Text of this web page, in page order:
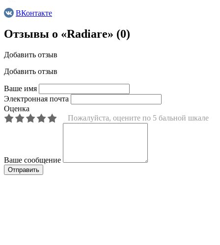
ВКонтакте
Отзывы о «Radiare» (0)
Добавить отзыв
Добавить отзыв
Ваше имя
Электронная почта
Оценка
Пожалуйста, оцените по 5 бальной шкале
Ваше сообщение